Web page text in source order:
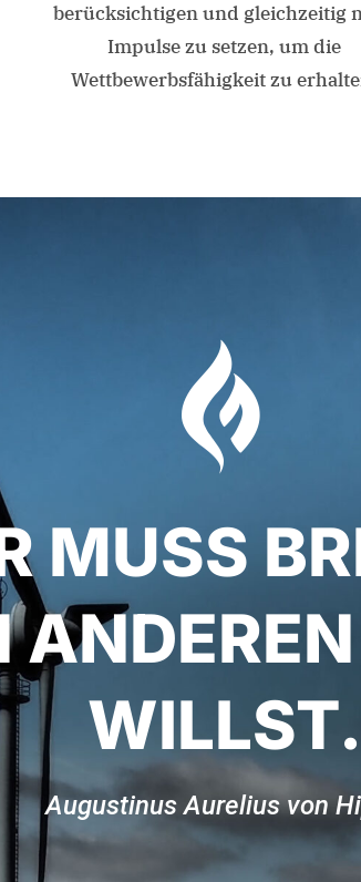
berücksichtigen und gleichzeitig
Impulse zu setzen, um die
Wettbewerbsfähigkeit zu

MUSS
WILLST.
Augustinus Aurelius von